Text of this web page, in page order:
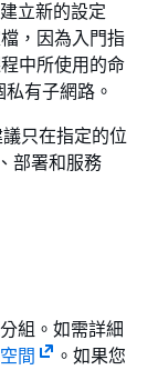
立新的設定
，因為入門指
中所使用的命
有子網路。
只在指定的位
部署和服務
組。如需詳細
間
。如果您